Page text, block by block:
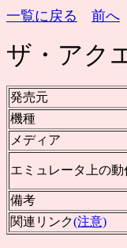
一覧に戻る 前へ
ザ・アク
発売元
機種
メディア
エミュレータ上の動
備考
関連リンク(注意)